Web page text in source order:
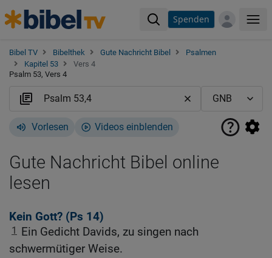
Spenden
Bibel TV Bibelthek Gute Nachricht Bibel
Psalmen
Kapitel 53
Vers 4
Psalm 53, Vers 4
Vorlesen Videos einblenden
Gute Nachricht Bibel online
lesen
Kein Gott? (Ps 14)
1
Ein Gedicht Davids, zu singen nach
schwermütiger Weise.